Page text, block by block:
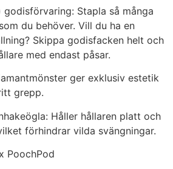
Stapla så många
du behöver. Vill du ha en
Skippa godisfacken helt och
med endast påsar.
ger exklusiv estetik
grepp.
Håller hållaren platt och
förhindrar vilda svängningar.
PoochPod